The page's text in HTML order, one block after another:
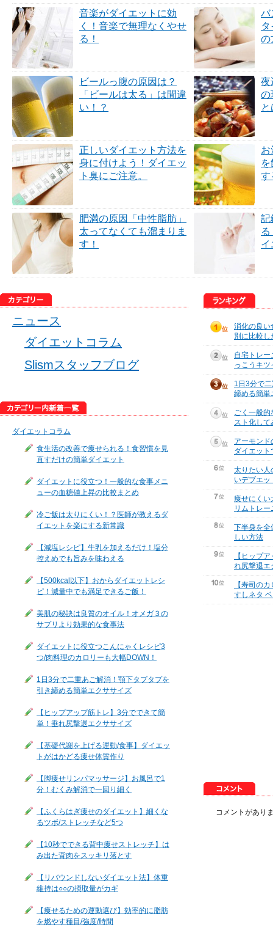
音楽がダイエットに効
く！音楽で無理なくやせ
る！
バ
の
ビールっ腹の原因は？
「ビールは太る」は間違
い！？
夜
の
正しいダイエット方法を
身に付けよう！ダイエッ
ト臭にご注意。
お
す
肥満の原因「中性脂肪」
太ってなくても溜まりま
す！
記
イ
ニュース
ダイエットコラム
Slismスタッフブログ
ダイエットコラム
食生活の改善で痩せられる！食習慣を見
直すだけの簡単ダイエット
ダイエットに役立つ！一般的な食事メニ
ューの血糖値上昇の比較まとめ
冷ご飯は太りにくい！？医師が教えるダ
イエットを楽にする新常識
【減塩レシピ】牛乳を加えるだけ！塩分
控えめでも旨みを味わえる
【500kcal以下】おからダイエットレシ
ピ！減量中でも満足できるご飯！
美肌の秘訣は良質のオイル！オメガ３の
サプリより効果的な食事法
ダイエットに役立つこんにゃくレシピ3
つ/肉料理のカロリーも大幅DOWN！
1日3分で二重あご解消！顎下タプタプを
引き締める簡単エクササイズ
【ヒップアップ筋トレ】3分でできて簡
単！垂れ尻撃退エクササイズ
【基礎代謝を上げる運動/食事】ダイエッ
トがはかどる痩せ体質作り
【脚痩せリンパマッサージ】お風呂で1
分！むくみ解消で一回り細く
【ふくらはぎ痩せのダイエット】細くな
るツボ/ストレッチなど5つ
【10秒でできる背中痩せストレッチ】は
み出た背肉をスッキリ落とす
【リバウンドしないダイエット法】体重
維持は○○の摂取量がカギ
【痩せるための運動選び】効率的に脂肪
を燃やす種目/強度/時間
消化の良い
別に比較し
自宅トレ
っこうキツ
1日3分で
締める簡単
ごく一般
スト化して
アーモン
ダイエット
太りたい人
いデブエッ
痩せにくい
リムトレー
下半身を全
しい方法
【ヒップ
れ尻撃退エ
【寿司の
すしネタ
コメントがあり